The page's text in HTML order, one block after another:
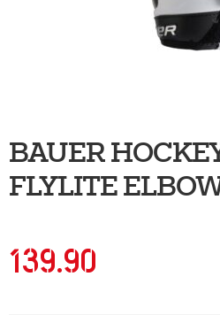
Sportia-tili
BAUER
FLYLITE
139.90